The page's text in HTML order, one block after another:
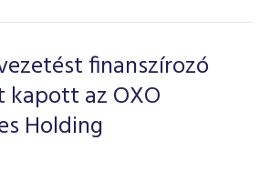
finanszírozó
az OXO
Holding